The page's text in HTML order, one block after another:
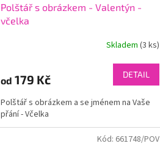
Polštář s obrázkem - Valentýn -
včelka
Skladem (3 ks)
od 179 Kč DETAIL
Polštář s obrázkem a se jménem na Vaše
přání - Včelka
Kód: 661748/POV